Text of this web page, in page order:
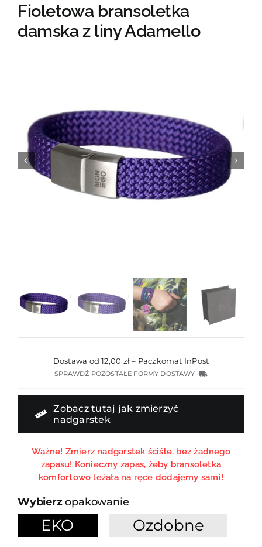
Fioletowa bransoletka
damska z liny Adamello
Dostawa od 12,00 zł – Paczkomat InPost
SPRAWDŹ POZOSTAŁE FORMY DOSTAWY
Zobacz tutaj jak zmierzyć
nadgarstek
Ważne! Zmierz nadgarstek ściśle, bez żadnego
zapasu! Konieczny zapas, żeby bransoletka
komfortowo leżała na ręce dodajemy sami!
opakowanie
EKO Ozdobne